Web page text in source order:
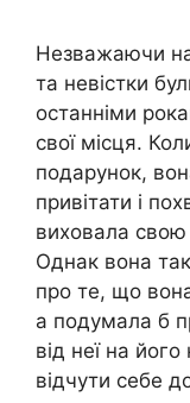
Незважаючи
та невістки
останніми
свої місця.
подарунок,
привітати і
виховала
Однак вона
про те, що
а подумала б
від неї на
відчути себе